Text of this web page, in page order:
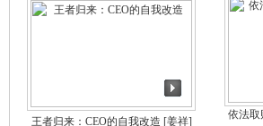
王者归来：CEO的自我改造 [姜祥]
依法取